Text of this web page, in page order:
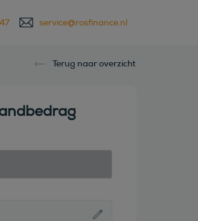
service@rosfinance.nl
Terug naar overzicht